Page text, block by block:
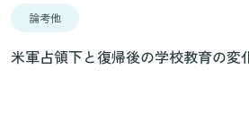
論考他
米軍占領下と復帰後の学校教育の変